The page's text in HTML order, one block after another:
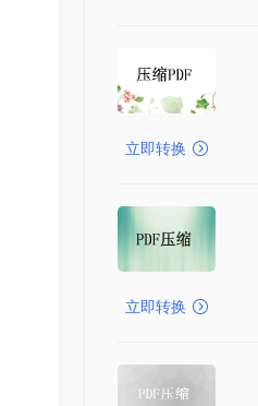
立即转换
立即转换